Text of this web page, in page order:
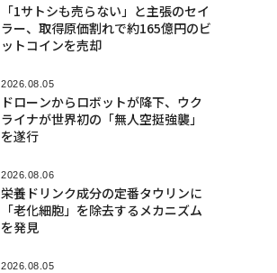
「1サトシも売らない」と主張のセイ
ラー、取得原価割れで約165億円のビ
ットコインを売却
2026.08.05
ドローンからロボットが降下、ウク
ライナが世界初の「無人空挺強襲」
を遂行
2026.08.06
栄養ドリンク成分の定番タウリンに
「老化細胞」を除去するメカニズム
を発見
2026.08.05